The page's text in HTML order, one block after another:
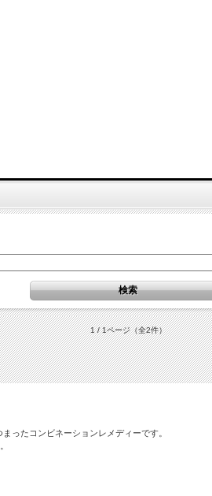
1 / 1ページ（全2件）
ったコンビネーションレメディーです。